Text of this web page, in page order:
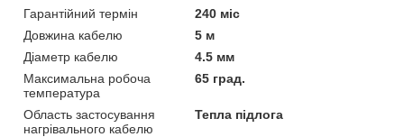
Гарантійний термін
240 міс
Довжина кабелю
5 м
Діаметр кабелю
4.5 мм
Максимальна робоча
температура
65 град.
Область застосування
нагрівального кабелю
Тепла підлога